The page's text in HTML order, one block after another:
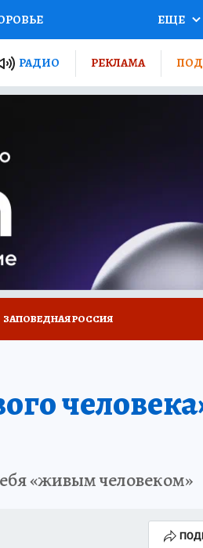
ПУТЕВОДИТЕЛЬ
ЕЩЕ
РАДИО РЕКЛАМА
ЗАПОВЕДНАЯ РОССИЯ
«живым человеком»